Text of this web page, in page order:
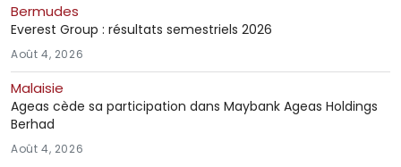
Bermudes
Everest Group : résultats semestriels 2026
Août 4, 2026
Malaisie
Ageas cède sa participation dans Maybank Ageas Holdings
Berhad
Août 4, 2026